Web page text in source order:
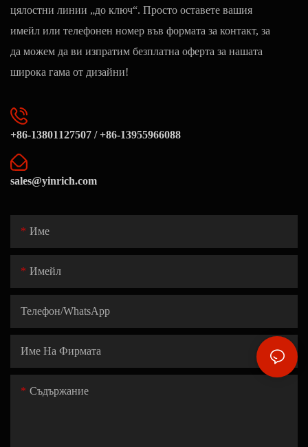
цялостни линии „до ключ“. Просто оставете вашия
имейл или телефонен номер във формата за контакт, за
да можем да ви изпратим безплатна оферта за нашата
широка гама от дизайни!
+86-13801127507 / +86-13955966088
sales@yinrich.com
Име
Имейл
Телефон/WhatsApp
Име На Фирмата
Съдържание